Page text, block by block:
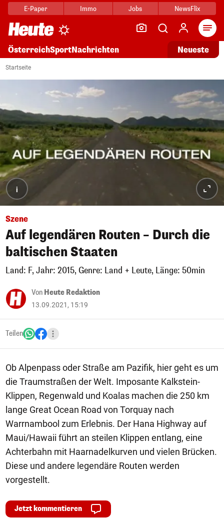
E-Paper Immo Jobs NewsFlix
ÖsterreichSportNachrichten Neueste
Startseite
i
Szene
Auf legendären Routen – Durch die
baltischen Staaten
Land: F, Jahr: 2015, Genre: Land + Leute, Länge: 50min
Von Heute Redaktion
13.09.2021, 15:19
Teilen
Ob Alpenpass oder Straße am Pazifik, hier geht es um
die Traumstraßen der Welt. Imposante Kalkstein-
Klippen, Regenwald und Koalas machen die 250 km
lange Great Ocean Road von Torquay nach
Warrnambool zum Erlebnis. Der Hana Highway auf
Maui/Hawaii führt an steilen Klippen entlang, eine
Achterbahn mit Haarnadelkurven und vielen Brücken.
Diese und andere legendäre Routen werden
vorgestellt.
Jetzt kommentieren